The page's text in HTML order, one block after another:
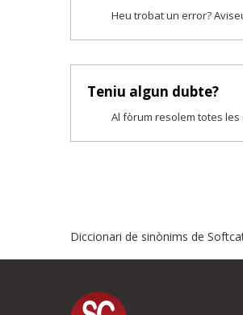
Heu trobat un error?
Teniu algun dubte?
Al fòrum resolem totes les
Proposeu-nos
Diccionari de sinònims de